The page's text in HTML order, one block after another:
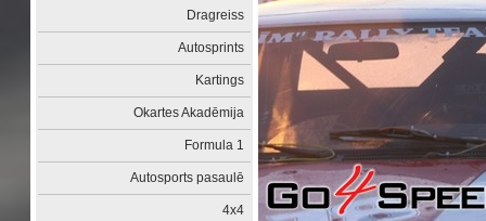
Dragreiss
Autosprints
Kartings
Okartes Akadēmija
Formula 1
Autosports pasaulē
4x4